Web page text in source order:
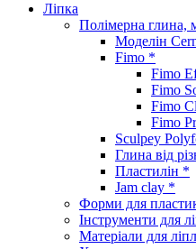
Ліпка
Полімерна глина,
Моделін
Fimo *
Fimo
Fimo
Fimo
Fimo
Sculpey
Глина від
Пластилін *
Jam clay *
Форми для
Інструменти для
Матеріали для